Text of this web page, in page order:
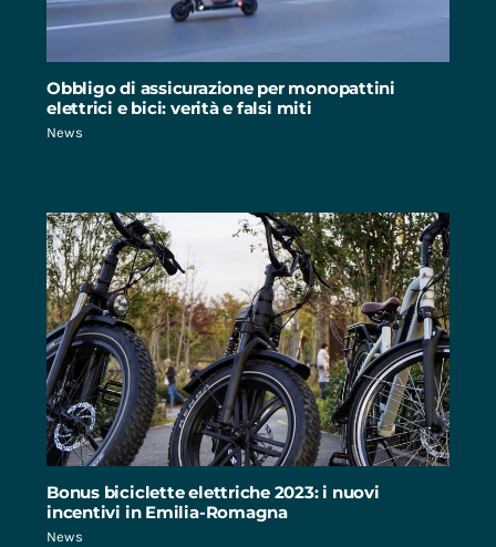
Obbligo di assicurazione per monopattini
elettrici e bici: verità e falsi miti
News
Bonus biciclette elettriche 2023: i nuovi
incentivi in Emilia-Romagna
News